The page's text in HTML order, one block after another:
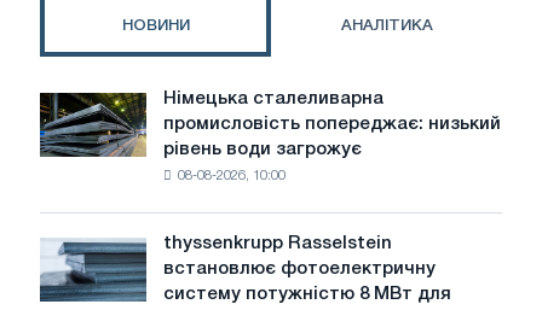
НОВИНИ АНАЛІТИКА
Німецька
сталеливарна
промисловість
води
загрожує
Німецька сталеливарна
промисловість попереджає: низький
рівень води загрожує
08-08-2026, 10:00
thyssenkrupp
Rasselstein
встановлює
thyssenkrupp Rasselstein
встановлює фотоелектричну
систему потужністю 8 МВт для